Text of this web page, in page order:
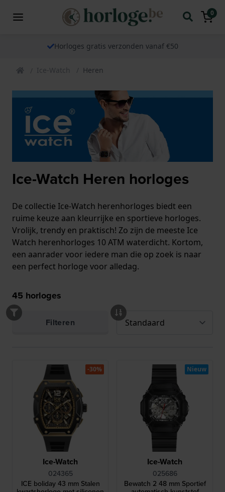
0
Horloges gratis verzonden vanaf €50
Ice-Watch Heren
Ice-Watch Heren horloges
De collectie Ice-Watch herenhorloges biedt een
ruime keuze aan kleurrijke en sportieve horloges.
Vrolijk, trendy en praktisch! Zo zijn de meeste Ice
Watch herenhorloges 10 ATM waterdicht. Kortom,
een aanrader voor iedere man die op zoek is naar
een perfect horloge voor alledag.
45 horloges
Filteren
Ice-Watch
024365
ICE boliday 43 mm Stalen
-30%
Ice-Watch
025686
Bewatch 2 48 mm Sportief
Nieuw